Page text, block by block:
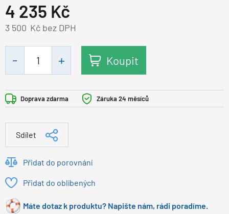
4 235 Kč
Kč bez DPH
3 500
Koupit
Doprava zdarma Záruka 24 měsíců
Sdílet
Přidat do porovnání
Přidat do oblíbených
Máte dotaz k produktu? Napište nám, rádi poradíme.